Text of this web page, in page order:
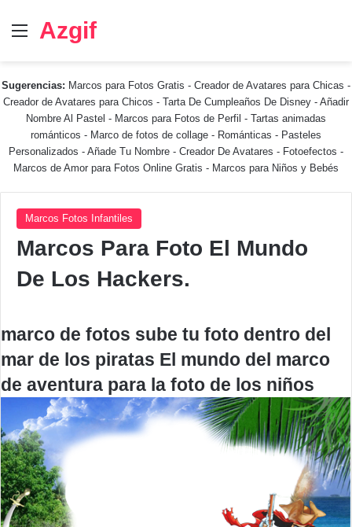
Menú
Azgif
Sugerencias: Marcos para Fotos Gratis - Creador de Avatares para Chicas -
Creador de Avatares para Chicos - Tarta De Cumpleaños De Disney - Añadir
Nombre Al Pastel - Marcos para Fotos de Perfil - Tartas animadas
románticos - Marco de fotos de collage - Románticas - Pasteles
Personalizados - Añade Tu Nombre - Creador De Avatares - Fotoefectos -
Marcos de Amor para Fotos Online Gratis - Marcos para Niños y Bebés
Marcos Fotos Infantiles
Marcos Para Foto El Mundo
De Los Hackers.
marco de fotos sube tu foto dentro del
mar de los piratas El mundo del marco
de aventura para la foto de los niños